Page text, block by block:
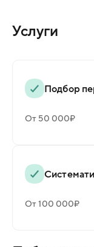
Услуги
Подбор
От 50 000₽
От 100 000₽